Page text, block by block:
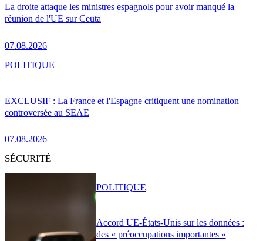
La droite attaque les ministres espagnols pour avoir manqué la
réunion de l'UE sur Ceuta
07.08.2026
EXCLUSIF : La France et l'Espagne critiquent une nomination
controversée au SEAE
07.08.2026
POLITIQUE
SÉCURITÉ
Accord UE-États-Unis sur les données :
des « préoccupations importantes »
POLITIQUE